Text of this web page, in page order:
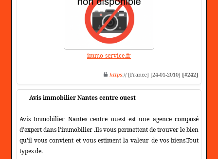
immo-service.fr
https:// [France] [24-01-2010] [#242]
Avis immobilier Nantes centre ouest
Avis Immobilier Nantes centre ouest est une agence composé
d'expert dans l'immobilier .Ils vous permettent de trouver le bien
qu'il vous convient et vous estiment la valeur de vos biens.Tout
types de.